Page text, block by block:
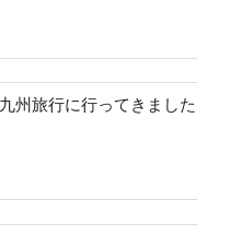
州旅行に行ってきました